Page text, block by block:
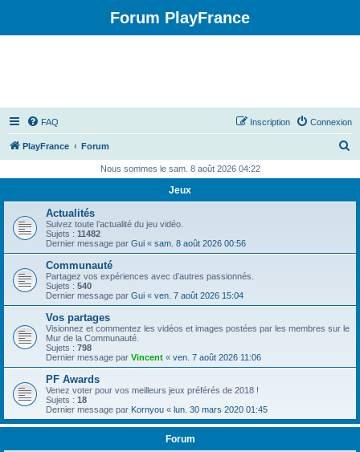
Forum PlayFrance
FAQ Connexion
Inscription
PlayFrance Forum
h
Nous sommes le sam. 8 août 2026 04:22
Jeux
Actualités
Suivez toute l’actualité du jeu vidéo.
Sujets : 11482
Dernier message par Gui « sam. 8 août 2026 00:56
Communauté
Partagez vos expériences avec d’autres passionnés.
Sujets : 540
Dernier message par Gui « ven. 7 août 2026 15:04
Vos partages
Visionnez et commentez les vidéos et images postées par les membres sur le
Mur de la Communauté.
Sujets : 798
Dernier message par Vincent « ven. 7 août 2026 11:06
PF Awards
Venez voter pour vos meilleurs jeux préférés de 2018 !
Sujets : 18
Dernier message par Kornyou « lun. 30 mars 2020 01:45
Forum